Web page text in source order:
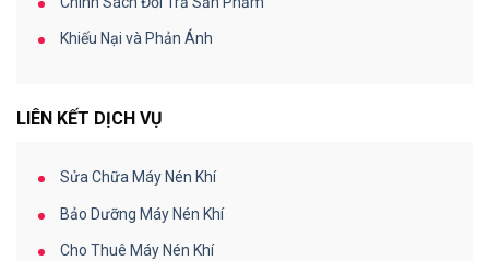
Khiếu Nại và Phản Ánh
LIÊN KẾT DỊCH VỤ
Sửa Chữa Máy Nén Khí
Bảo Dưỡng Máy Nén Khí
Cho Thuê Máy Nén Khí